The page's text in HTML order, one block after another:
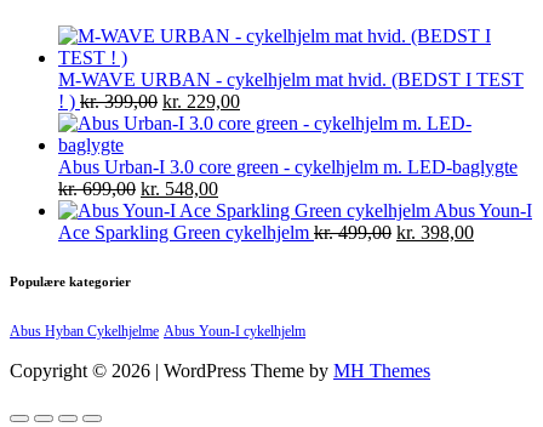
M-WAVE URBAN - cykelhjelm mat hvid. (BEDST I TEST
! ) kr.399,00 kr. 229,00
Abus Urban-I 3.0 core green - cykelhjelm m. LED-baglygte
kr.699,00 kr. 548,00
Abus Youn-I
Ace Sparkling Green cykelhjelm kr.499,00 kr. 398,00
Populære kategorier
Abus Hyban Cykelhjelme Abus Youn-I cykelhjelm
Copyright © 2026 | WordPress Theme by MH Themes